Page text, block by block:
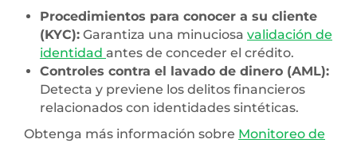
Procedimientos para conocer a su cliente
(KYC): Garantiza una minuciosa validación de
identidad antes de conceder el crédito.
Controles contra el lavado de dinero (AML):
Detecta y previene los delitos financieros
relacionados con identidades sintéticas.
Obtenga más información sobre Monitoreo de